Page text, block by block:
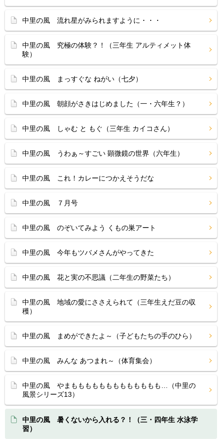
中里の風 流れ星がみられますように・・・
中里の風 究極の体験？！（三年生 アルティメット体
験）
中里の風 まっすぐな ねがい（七夕）
中里の風 朝顔がさきはじめました（一・六年生？）
中里の風 しゃむ と もぐ（三年生 カイコさん）
中里の風 うわぁ～すごい 顕微鏡の世界（六年生）
中里の風 これ！カレーにつかえそうだな
中里の風 ７月号
中里の風 のぞいてみよう くもの巣アート
中里の風 今年もツバメさんがやってきた
中里の風 花と実の不思議（二年生の野菜たち）
中里の風 地域の愛にささえられて（三年生えだ豆の収
穫）
中里の風 まめができたよ～（子どもたちの手のひら）
中里の風 みんな あつまれ～（体育集会）
中里の風 やまももももももももももももも…（中里の
風景シリーズ13）
中里の風 暑くないから入れる？！（三・四年生 水泳学
習）